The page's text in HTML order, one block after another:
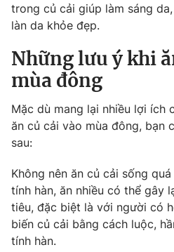
Giấy phép hoạt động báo in và
cấp ngày 29/12/2023
Phó Tổng Biên tập:Nguyễn Thị Mỹ
Nguyễn Trọng Ninh
024.38 355 931 -
Ðiện thoại Thời báo VTV:024.66
trong củ cải giúp làm sáng
làn da khỏe đẹp.
Những lưu ý khi
mùa đông
Mặc dù mang lại nhiều lợi ích
ăn củ cải vào mùa đông, bạn
sau:
Không nên ăn củ cải sống
tính hàn, ăn nhiều có thể gây
tiêu, đặc biệt là với người có
biến củ cải bằng cách luộc,
tính hàn.